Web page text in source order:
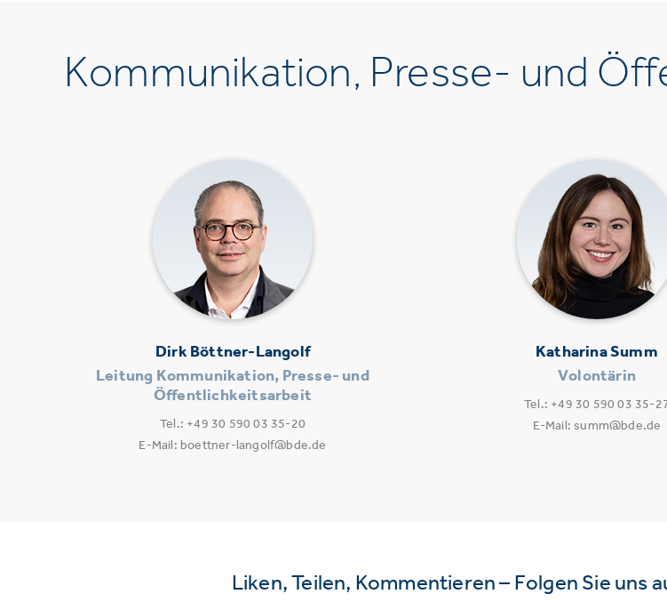
Kommunikation, Presse- und
Dirk Böttner-Langolf
Leitung Kommunikation, Presse- und
Öffentlichkeitsarbeit
Tel.: +49 30 590 03 35-20
E-Mail: boettner-langolf@bde.de
Katharina Summ
Volontärin
Tel.: +49 30 590 03 35-
E-Mail: summ@bde.de
Liken, Teilen, Kommentieren – Folgen Sie uns